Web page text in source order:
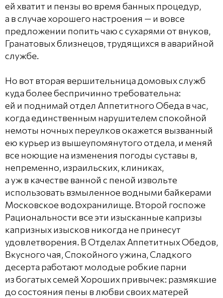
ей хватит и пензы во время банных процедур,
а в случае хорошего настроения — и вовсе
предложении попить чаю с сухарями от внуков,
Гранатовых близнецов, трудящихся в аварийной
службе.
Но вот вторая вершительница домовых служб
куда более беспричинно требовательна:
ей и поднимай отдел Аппетитного Обеда в час,
когда единственным нарушителем спокойной
немоты ночных переулков окажется вызванный
ею курьер из вышеупомянутого отдела, и меняй
все ноющие на изменения погоды суставы в,
непременно, израильских, клиниках,
а уж в качестве ванной с пеной извольте
использовать взмыленное водными байкерами
Московское водохранилище. Второй госпоже
Рациональности все эти изысканные капризы
капризных изысков никогда не принесут
удовлетворения. В Отделах Аппетитных Обедов,
Вкусного чая, Спокойного ужина, Сладкого
десерта работают молодые робкие парни
из богатых семей Хороших привычек: размякшие
до состояния пены в любви своих матерей